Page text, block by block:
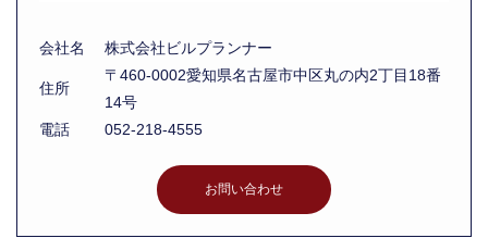
会社名 株式会社ビルプランナー
住所
〒460-0002愛知県名古屋市中区丸の内2丁目18番
14号
電話
052-218-4555
お問い合わせ